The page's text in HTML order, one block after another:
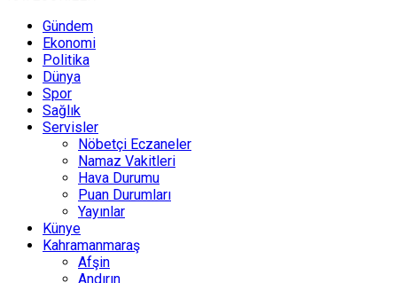
Gündem
Ekonomi
Politika
Dünya
Spor
Sağlık
Servisler
Nöbetçi Eczaneler
Namaz Vakitleri
Hava Durumu
Puan Durumları
Yayınlar
Künye
Kahramanmaraş
Afşin
Andırın